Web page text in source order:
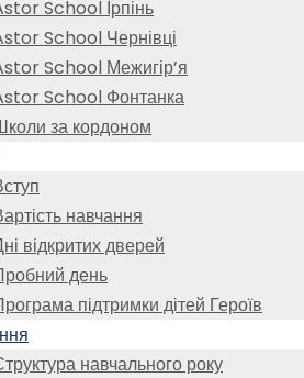
School Ірпінь
School Чернівці
School Межигір’я
School Фонтанка
за кордоном
навчання
відкритих дверей
день
підтримки дітей Героїв
навчального року